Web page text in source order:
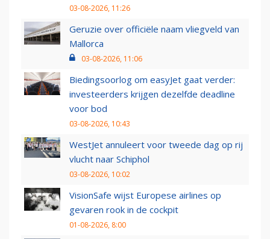
03-08-2026, 11:26
Geruzie over officiële naam vliegveld van
Mallorca
03-08-2026, 11:06
Biedingsoorlog om easyJet gaat verder:
investeerders krijgen dezelfde deadline
voor bod
03-08-2026, 10:43
WestJet annuleert voor tweede dag op rij
vlucht naar Schiphol
03-08-2026, 10:02
VisionSafe wijst Europese airlines op
gevaren rook in de cockpit
01-08-2026, 8:00